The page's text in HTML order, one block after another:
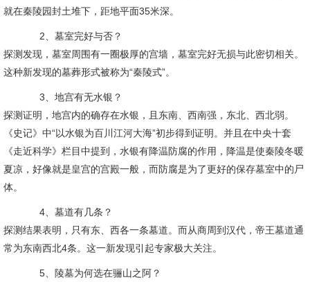
就在秦陵园封土堆下，距地平面35米深。
2、墓室完好与否？
探测发现，墓室周围有一圈极厚的宫墙，墓室完好无损与此密切相关。
这种新发现的墓葬形式被称为“秦陵式”。
3、地宫有无水银？
探测证明，地宫内的确存在水银，且东南、西南强，东北、西北弱。
《史记》中“以水银为百川江河大海”初步得到证明。并且在中央十套
《走近科学》栏目中提到，水银有降温防腐的作用，降温是使秦陵冬暖
夏凉，好像就是皇宫的宫殿一般，而防腐是为了更好的保存墓室中的尸
体。
4、墓道有几条？
探测结果表明，只有东、西各一条墓道。而从商周到汉代，帝王墓道通
常为东南西北4条。这一新发现引起专家极大关注。
5、陵墓为何选在骊山之阿？